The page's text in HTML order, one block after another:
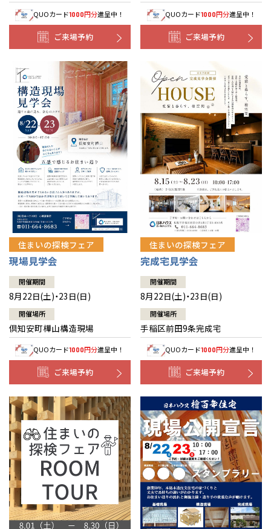
QUOカード1000円分進呈中！
ご来場予約
QUOカード1000円分進呈中！
ご来場予約
住まいの探検フェア
現場見学会
開催期間
8月22日(土)・23日(日)
開催場所
倶知安町樺山構造現場
QUOカード1000円分進呈中！
ご来場予約
住まいの探検フェア
完成宅見学会
開催期間
8月22日(土)・23日(日)
開催場所
手稲区前田9条完成宅
QUOカード1000円分進呈中！
ご来場予約
全国の展示場
北海道
札幌
道央
道北
道南
道東
東北
青森
秋田
岩手
山形
宮城
福島
甲信越・北陸
新潟
山梨
長野
富山
石川
福井
関東
東京
神奈川
埼玉
千葉
茨城
栃木
群馬
東海
愛知
岐阜
静岡
三重
近畿
大阪
京都
兵庫
奈良
滋賀
和歌山
中国・四国
岡山
香川
愛媛
鳥取
島根
広島
九州
福岡
佐賀
熊本
大分
宮崎
分譲マンション
※現住所のある都道府県以外の建築予定地の方でも現住所の有るお近
くの展示場又は店舗にお問合せください。移住の計画の方もご相談対
応します。お気軽にご相談ください。
お近くのイベント
北海道
札幌
札幌
小樽
道央
苫小牧千歳
小樽
道北
道南
道東
釧路
東北
青森県
八戸
青森
秋田県
秋田
岩手県
山形県
宮城県
仙台
福島県
会津
甲信越・北陸
新潟県
長岡
山梨県
長野県
富山県
富山
石川県
福井県
福井
関東
東京都
神奈川県
相模
埼玉県
埼玉
千葉県
千葉
柏
茨城県
水戸
栃木県
宇都宮
小山
群馬県
群馬
伊勢崎
東海
愛知県
岐阜県
岐阜
静岡県
三重県
四日市
近畿
大阪府
大阪
京都府
京都
兵庫県
姫路
奈良県
奈良
中国・四国
岡山県
岡山
愛媛県
松山
九州
福岡県
福岡
佐賀県
佐賀
熊本県
熊本
大分県
大分
宮崎県
宮崎
鹿児島県
鹿児島